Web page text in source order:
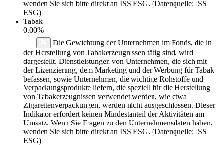
wenden Sie sich bitte direkt an ISS ESG. (Datenquelle: ISS
ESG)
Tabak
0.00%
Die Gewichtung der Unternehmen im Fonds, die in
der Herstellung von Tabakerzeugnissen tätig sind, wird
dargestellt. Dienstleistungen von Unternehmen, die sich mit
der Lizenzierung, dem Marketing und der Werbung für Tabak
befassen, sowie Unternehmen, die wichtige Rohstoffe und
Verpackungsprodukte liefern, die speziell für die Herstellung
von Tabakerzeugnissen verwendet werden, wie etwa
Zigarettenverpackungen, werden nicht ausgeschlossen. Dieser
Indikator erfordert keinen Mindestanteil der Aktivitäten am
Umsatz. Wenn Sie Fragen zu den Unternehmensdaten haben,
wenden Sie sich bitte direkt an ISS ESG. (Datenquelle: ISS
ESG)